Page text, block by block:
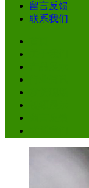
留言反馈
联系我们